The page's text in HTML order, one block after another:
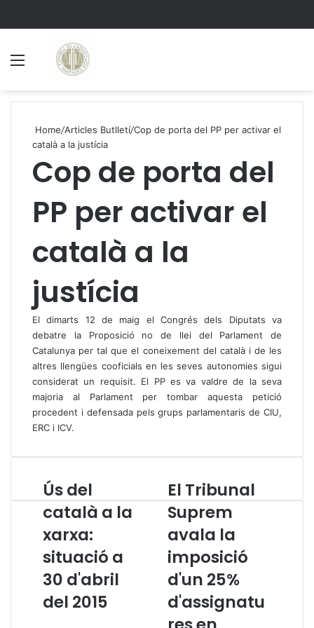
Home/Articles Butlletí/Cop de porta del PP per activar el
català a la justícia
Cop de porta del
PP per activar el
català a la
justícia
El dimarts 12 de maig el Congrés dels Diputats va
debatre la Proposició no de llei del Parlament de
Catalunya per tal que el coneixement del català i de les
altres llengües cooficials en les seves autonomies sigui
considerat un requisit. El PP es va valdre de la seva
majoria al Parlament per tombar aquesta petició
procedent i defensada pels grups parlamentaris de CIU,
ERC i ICV.
Ú
s
d
e
c
a
t
a
Ús del
català a la
xarxa:
situació a
30 d'abril
del 2015
E
l
T
r
u
n
a
El Tribunal
Suprem
avala la
imposició
d'un 25%
d'assignatu